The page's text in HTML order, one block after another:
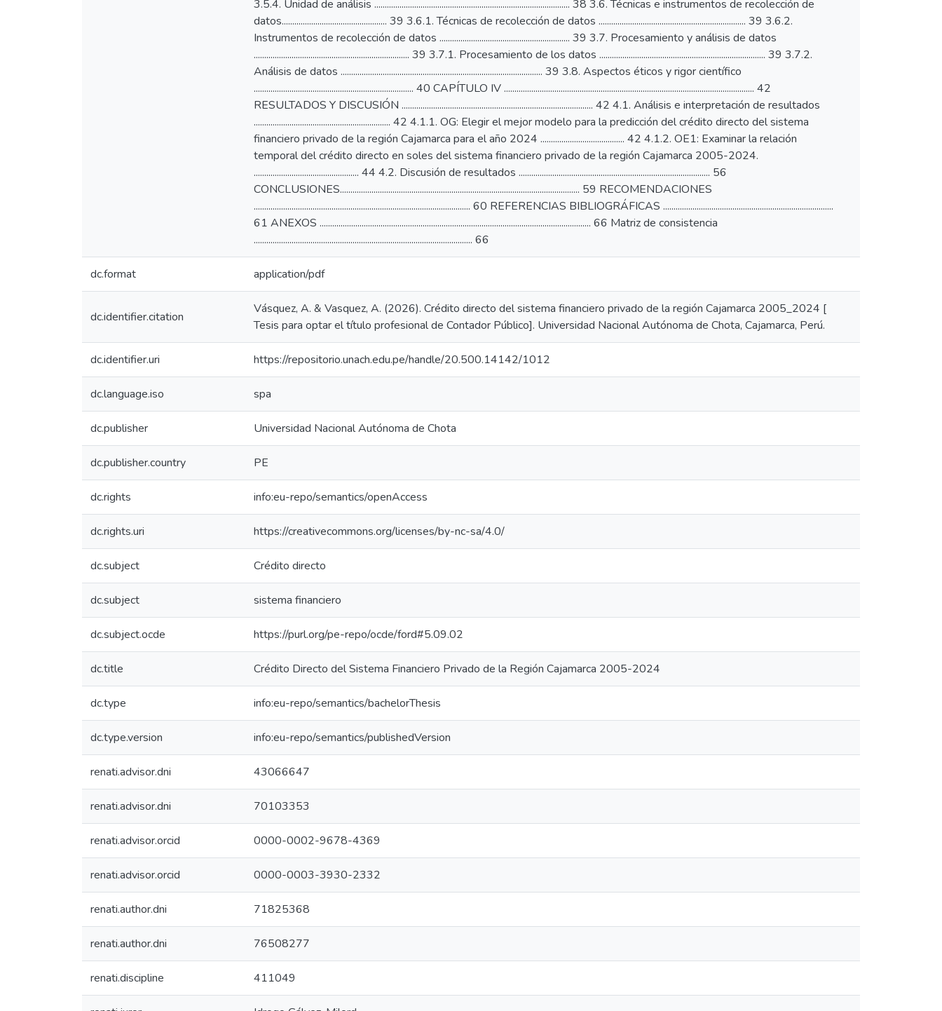
3.5.4. Unidad de análisis ............................................................................................. 38 3.6. Técnicas e instrumentos de recolección de
datos.................................................. 39 3.6.1. Técnicas de recolección de datos ...................................................................... 39 3.6.2.
Instrumentos de recolección de datos .............................................................. 39 3.7. Procesamiento y análisis de datos
.......................................................................... 39 3.7.1. Procesamiento de los datos ............................................................................... 39 3.7.2.
Análisis de datos ................................................................................................ 39 3.8. Aspectos éticos y rigor científico
............................................................................ 40 CAPÍTULO IV ....................................................................................................................... 42
RESULTADOS Y DISCUSIÓN ........................................................................................... 42 4.1. Análisis e interpretación de resultados
................................................................. 42 4.1.1. OG: Elegir el mejor modelo para la predicción del crédito directo del sistema
financiero privado de la región Cajamarca para el año 2024 ........................................ 42 4.1.2. OE1: Examinar la relación
temporal del crédito directo en soles del sistema financiero privado de la región Cajamarca 2005-2024.
.................................................. 44 4.2. Discusión de resultados ........................................................................................... 56
CONCLUSIONES.................................................................................................................. 59 RECOMENDACIONES
....................................................................................................... 60 REFERENCIAS BIBLIOGRÁFICAS .................................................................................
61 ANEXOS ................................................................................................................................. 66 Matriz de consistencia
........................................................................................................ 66
dc.format application/pdf
dc.identifier.citation
Vásquez, A. & Vasquez, A. (2026). Crédito directo del sistema financiero privado de la región Cajamarca 2005_2024 [
Tesis para optar el título profesional de Contador Público]. Universidad Nacional Autónoma de Chota, Cajamarca, Perú.
dc.identifier.uri https://repositorio.unach.edu.pe/handle/20.500.14142/1012
dc.language.iso spa
dc.publisher Universidad Nacional Autónoma de Chota
dc.publisher.country PE
dc.rights info:eu-repo/semantics/openAccess
dc.rights.uri https://creativecommons.org/licenses/by-nc-sa/4.0/
dc.subject Crédito directo
dc.subject sistema financiero
dc.subject.ocde https://purl.org/pe-repo/ocde/ford#5.09.02
dc.title Crédito Directo del Sistema Financiero Privado de la Región Cajamarca 2005-2024
dc.type info:eu-repo/semantics/bachelorThesis
dc.type.version info:eu-repo/semantics/publishedVersion
renati.advisor.dni 43066647
renati.advisor.dni 70103353
renati.advisor.orcid 0000-0002-9678-4369
renati.advisor.orcid 0000-0003-3930-2332
renati.author.dni 71825368
renati.author.dni 76508277
renati.discipline 411049